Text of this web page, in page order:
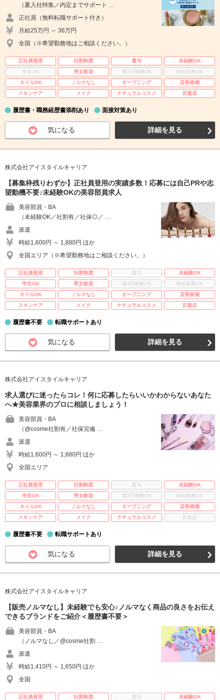
（夏入社特集／内定までサポート …
正社員（無料転職サポート付き）
月給25万円 ～ 36万円
全国（※希望勤務地はご相談ください。）
正社員登用 社割制度 賞与
未経験OK
学生OK
男女歓迎 週3日勤務OK
時短勤務OK
ネイルOK
ノルマなし オープニング
店長候補
スキンケア
メイク ナチュラルコスメ 百貨店
履歴書・職務経歴書添削あり 面接対策あり
気になる 詳細を見る
株式会社アイスタイルキャリア
【募集枠残りわずか】正社員登用の実績多数！応募には自己PRや志
望動機不要♪未経験OKの美容部員求人
美容部員・BA
（未経験OK／社割有／社保◎／ …
派遣
時給1,600円 ～ 1,880円 ほか
全国エリア（※希望勤務地はご相談ください。）
正社員登用 社割制度 賞与
未経験OK
学生OK
男女歓迎 週3日勤務OK
時短勤務OK
ネイルOK
ノルマなし オープニング
店長候補
スキンケア
メイク ナチュラルコスメ 百貨店
履歴書不要 転職サポートあり
気になる 詳細を見る
株式会社アイスタイルキャリア
求人選びに迷ったらコレ！何に応募したらいいかわからないあなた
へ★美容業界のプロに相談しましょう！
美容部員・BA
（@cosme社割有／社保完備 …
派遣
時給1,600円 ～ 1,880円 ほか
全国エリア
正社員登用 社割制度 賞与
未経験OK
学生OK
男女歓迎 週3日勤務OK
時短勤務OK
ネイルOK
ノルマなし オープニング
店長候補
スキンケア
メイク ナチュラルコスメ 百貨店
履歴書不要 転職サポートあり
気になる 詳細を見る
株式会社アイスタイルキャリア
【販売ノルマなし】未経験でも安心♪ノルマなく商品の良さをお伝え
できるブランドをご紹介＜履歴書不要＞
美容部員・BA
（ノルマなし／@cosme社割 …
派遣
時給1,410円 ～ 1,650円 ほか
全国
正社員登用 社割制度 賞与
未経験OK